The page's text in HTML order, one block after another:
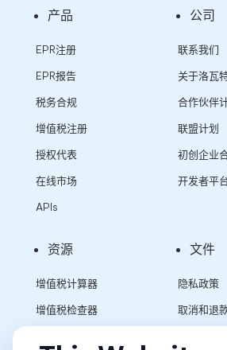
产品
EPR注册
EPR报告
税务合规
增值税注册
授权代表
在线市场
APIs
公司
联系我们
关于洛瓦
合作伙伴
联盟计划
初创企业
开发者平
资源
增值税计算器
增值税检查器
文件
隐私政策
取消和退